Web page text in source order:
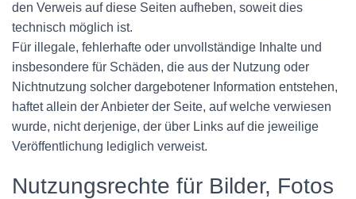
den Verweis auf diese Seiten aufheben, soweit dies
technisch möglich ist.
Für illegale, fehlerhafte oder unvollständige Inhalte und
insbesondere für Schäden, die aus der Nutzung oder
Nichtnutzung solcher dargebotener Information entstehen,
haftet allein der Anbieter der Seite, auf welche verwiesen
wurde, nicht derjenige, der über Links auf die jeweilige
Veröffentlichung lediglich verweist.
Nutzungsrechte für Bilder, Fotos